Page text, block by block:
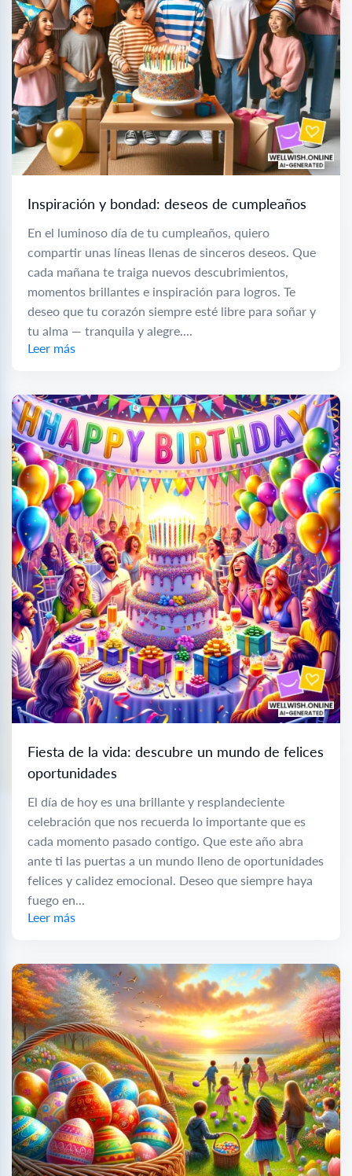
Inspiración y bondad: deseos de cumpleaños
En el luminoso día de tu cumpleaños, quiero
compartir unas líneas llenas de sinceros deseos. Que
cada mañana te traiga nuevos descubrimientos,
momentos brillantes e inspiración para logros. Te
deseo que tu corazón siempre esté libre para soñar y
tu alma — tranquila y alegre....
Leer más
Fiesta de la vida: descubre un mundo de felices
oportunidades
El día de hoy es una brillante y resplandeciente
celebración que nos recuerda lo importante que es
cada momento pasado contigo. Que este año abra
ante ti las puertas a un mundo lleno de oportunidades
felices y calidez emocional. Deseo que siempre haya
fuego en...
Leer más